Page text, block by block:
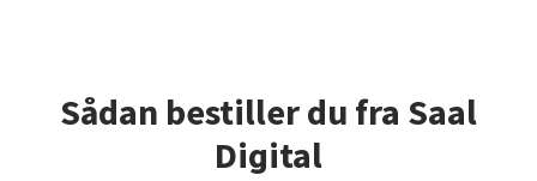
Sådan bestiller du fra Saal
Digital